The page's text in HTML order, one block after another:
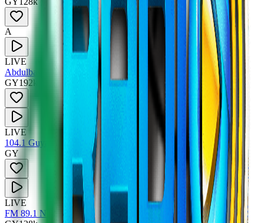
A
LIVE
Abdulbasit Abdulsamad
GY192k
LIVE
104.1 Guyana Lite FM
GY
LIVE
FM 89.1 NTN Radio